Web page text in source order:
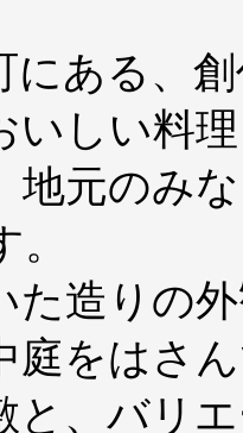
ある、創
いしい料
地元のみ
造りの
庭をはさ
と、バリ